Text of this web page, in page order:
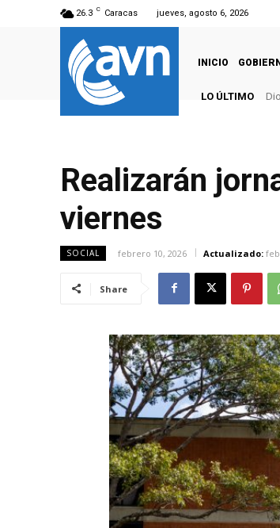
26.3 C Caracas jueves, agosto 6, 2026
INICIO
LO ÚLTIMO
Realizarán
viernes
SOCIAL febrero 10, 2026 Actualizado:
Share